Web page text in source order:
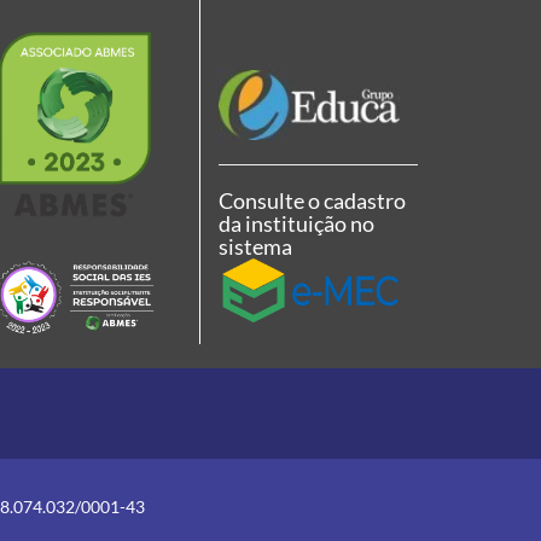
Consulte o cadastro
da instituição no
sistema
0001-43